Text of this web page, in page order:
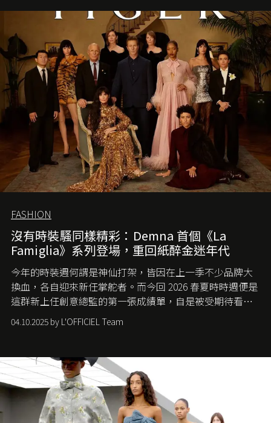
FASHION
沒有時裝騷同樣精彩：Demna 首個《La
Famiglia》系列登場，重回紙醉金迷年代
今年的時裝週何謂是神仙打架，皆因在上一季不少品牌大
換血，各自迎來新任掌舵者。而今回 2026 春夏時時週便是
這群新上任創意總監的第一張成績單，自是被受期待看他
們如何各顯神通。意大利老牌 Gucci 在過去幾個季度業績
難已救回，開雲集團任命成功曾翻轉 Balenciaga 的愛將
團市值一日蒸發 30 億美元，大眾擔心走得太前的 Demna
會忽略品牌的美學基礎，最後變成三不像。而從剛剛推出
的首作所造成的話題及關注度，我們便知道 Demna 沒這麼
簡單，一個嶄新的 Gucci 時代已經展開！
04.10.2025 by L'OFFICIEL Team